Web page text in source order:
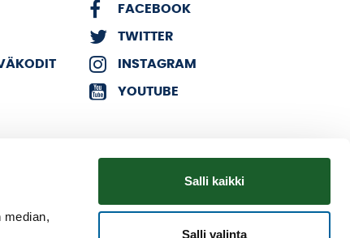
Salli kaikki
Salli valinta
FACEBOOK
TWITTER
INSTAGRAM
YOUTUBE